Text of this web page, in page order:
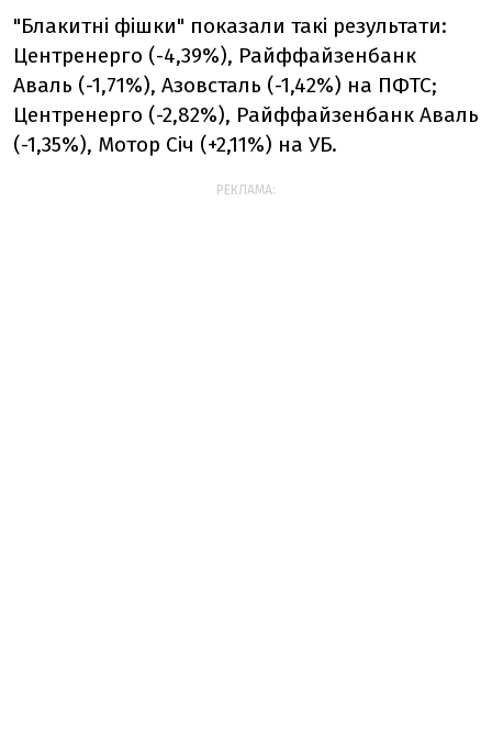
"Блакитні фішки" показали такі результати:
Центренерго (-4,39%), Райффайзенбанк
Аваль (-1,71%), Азовсталь (-1,42%) на ПФТС;
Центренерго (-2,82%), Райффайзенбанк Аваль
(-1,35%), Мотор Січ (+2,11%) на УБ.
РЕКЛАМА: